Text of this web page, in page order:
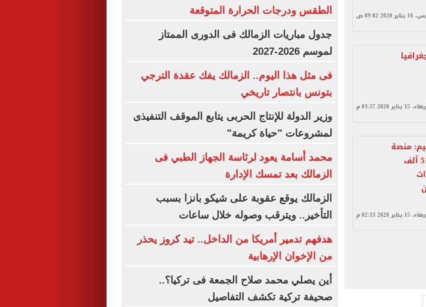
2020 09:02 ص
يناير 2020 03:37 م
منصة
الاختبارات حققت نجاحا كبيرا واستقبلت 512 ألف
يناير 2020 02:33 م
الطقس ودرجات الحرارة المتوقعة
جدول مباريات الزمالك فى الدورى الممتاز
لموسم 2026-2027
فى مثل هذا اليوم.. الزمالك يفك عقدة الترجي
بتونس بانتصار تاريخي
وزير الدولة للإنتاج الحربى يتابع الموقف التنفيذى
لمشروعات "حياة كريمة"
محمد أسامة يعود لرئاسة الجهاز الطبي فى
الزمالك بعد تمسك الإدارة
الزمالك يوقع عقوبة على شيكو بانزا بسبب
التأخير.. ويترقب وصوله خلال ساعات
هدفهم تدمير أمريكا من الداخل.. تيد كروز يحذر
من الإخوان الإرهابية
أين يصلي محمد صلاح الجمعة فى تركيا؟..
صحيفة تركية تكشف التفاصيل